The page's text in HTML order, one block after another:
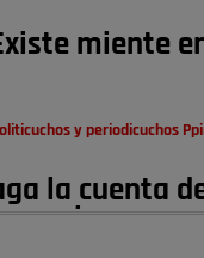
miente
y periodicuchos
la cuenta
casi …